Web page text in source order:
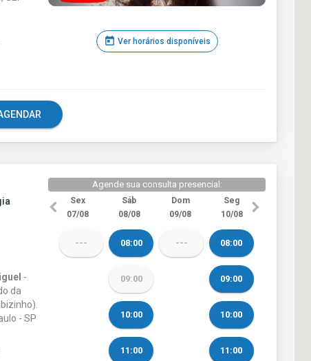
today Ver horários disponíveis
-
da
- SP
Agende sua consulta presencial:
Sex
07/08
Sáb
08/08
Dom
09/08
Seg
10/08
--- 08:00
09:00
10:00
11:00
--- 08:00
09:00
10:00
11:00